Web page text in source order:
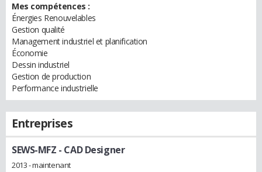
Mes compétences :
Énergies Renouvelables
Gestion qualité
Management industriel et planification
Économie
Dessin industriel
Gestion de production
Performance industrielle
Entreprises
SEWS-MFZ - CAD Designer
2013 - maintenant